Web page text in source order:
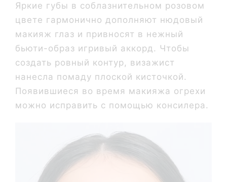
Яркие губы в соблазнительном розовом
цвете гармонично дополняют нюдовый
макияж глаз и привносят в нежный
бьюти-образ игривый аккорд. Чтобы
создать ровный контур, визажист
нанесла помаду плоской кисточкой.
Появившиеся во время макияжа огрехи
можно исправить с помощью консилера.